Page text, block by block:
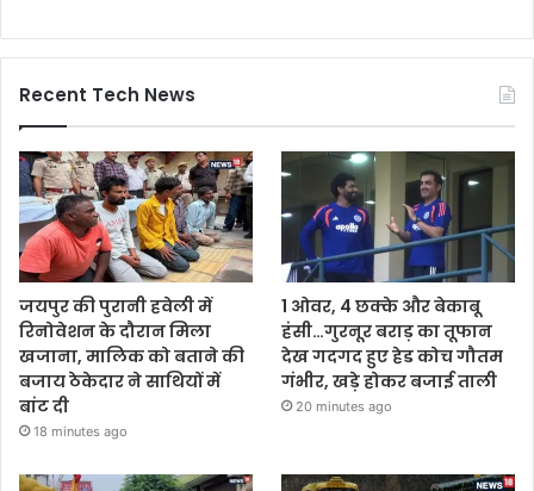
Recent Tech News
जयपुर की पुरानी हवेली में
रिनोवेशन के दौरान मिला
खजाना, मालिक को बताने की
बजाय ठेकेदार ने साथियों में
बांट दी
18 minutes ago
1 ओवर, 4 छक्के और बेकाबू
हंसी…गुरनूर बराड़ का तूफान
देख गदगद हुए हेड कोच गौतम
गंभीर, खड़े होकर बजाई ताली
20 minutes ago